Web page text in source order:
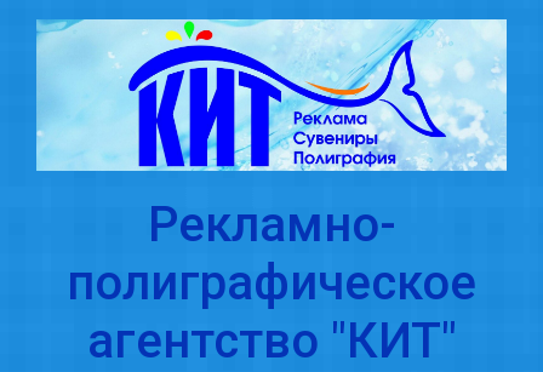
Skip to main content
Рекламно-
полиграфическое
агентство "КИТ"